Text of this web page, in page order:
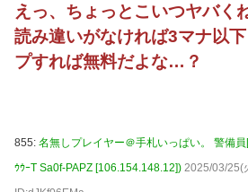
えっ、ちょっとこいつヤバく
読み違いがなければ3マナ以
プすれば無料だよな…？
855: 名無しプレイヤー＠手札いっぱい。 警備
ｳｳｰT Sa0f-PAPZ [106.154.148.12]) 2025/03/25(